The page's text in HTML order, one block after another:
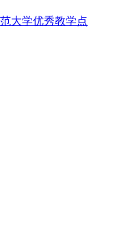
大学优秀教学点